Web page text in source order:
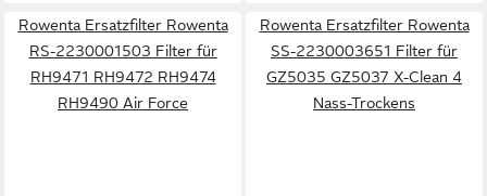
Rowenta Ersatzfilter Rowenta
RS-2230001503 Filter für
RH9471 RH9472 RH9474
RH9490 Air Force
Rowenta Ersatzfilter Rowenta
SS-2230003651 Filter für
GZ5035 GZ5037 X-Clean 4
Nass-Trockens